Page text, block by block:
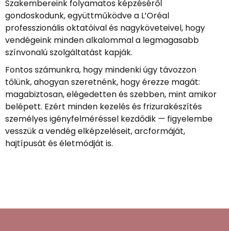
Szakembereink folyamatos képzéséről
gondoskodunk, együttműködve a L’Oréal
professzionális oktatóival és nagyköveteivel, hogy
vendégeink minden alkalommal a legmagasabb
színvonalú szolgáltatást kapják.
Fontos számunkra, hogy mindenki úgy távozzon
tőlünk, ahogyan szeretnénk, hogy érezze magát:
magabiztosan, elégedetten és szebben, mint amikor
belépett. Ezért minden kezelés és frizurakészítés
személyes igényfelméréssel kezdődik — figyelembe
vesszük a vendég elképzeléseit, arcformáját,
hajtípusát és életmódját is.